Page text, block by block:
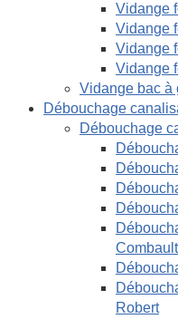
Vidange
Vidange
Vidange
Vidange
Vidange bac à
Débouchage
Débouchage
Combault
Robert